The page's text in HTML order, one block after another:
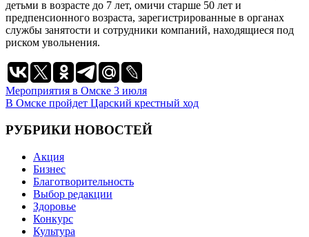
детьми в возрасте до 7 лет, омичи старше 50 лет и
предпенсионного возраста, зарегистрированные в органах
службы занятости и сотрудники компаний, находящиеся под
риском увольнения.
Навигация
по
записям
Мероприятия в Омске 3 июля
В Омске пройдет Царский крестный ход
РУБРИКИ НОВОСТЕЙ
Акция
Бизнес
Благотворительность
Выбор редакции
Здоровье
Конкурс
Культура